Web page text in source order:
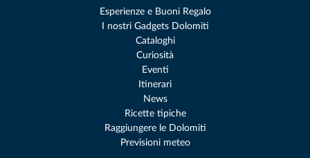
Esperienze e Buoni Regalo
I nostri Gadgets Dolomiti
Cataloghi
Curiosità
Eventi
Itinerari
News
Ricette tipiche
Raggiungere le Dolomiti
Previsioni meteo